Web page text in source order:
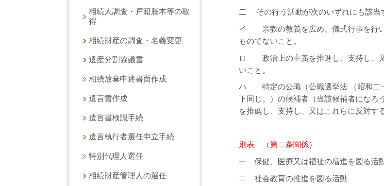
二 その行う活動が次のいずれにも該当
イ 宗教の教義を広め、儀式行事を行い
ものでないこと。
ロ 政治上の主義を推進し、支持し、
いこと。
ハ 特定の公職（公職選挙法 （昭和二
下同じ。）の候補者（当該候補者になろ
を推薦し、支持し、又はこれらに反対す
別表 （第二条関係）
一 保健、医療又は福祉の増進を図る活
二 社会教育の推進を図る活動
相続人調査・戸籍謄本等の取
得
相続財産の調査・名義変更
遺産分割協議書
相続放棄申述書面作成
遺言書作成
遺言書検認手続
遺言執行者選任申立手続
特別代理人選任
相続財産管理人の選任